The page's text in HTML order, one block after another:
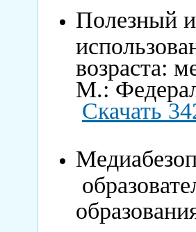
Полезный и
возраста:
М.:
Скачать